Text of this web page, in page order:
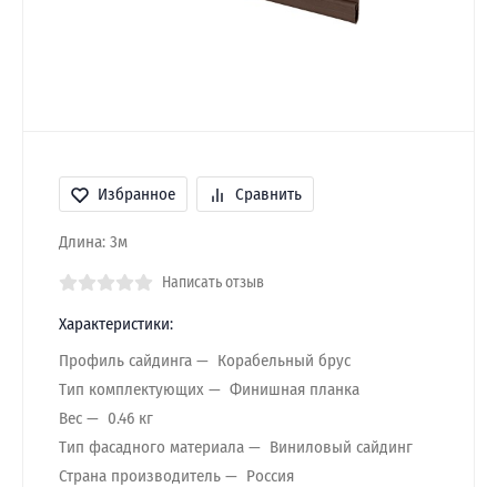
Избранное Сравнить
Длина: 3м
Написать отзыв
Характеристики:
Профиль сайдинга
Корабельный брус
Тип комплектующих
Финишная планка
Вес
0.46 кг
Тип фасадного материала
Виниловый сайдинг
Страна производитель
Россия